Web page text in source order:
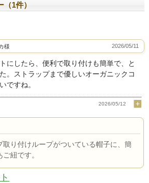
1件）
様 2026/05/11
にしたら、便利で取り付けも簡単で、と
。ストラップまで優しいオーガニックコ
ですね。
2026/05/12
り付けループがついている帽子に、簡
紐です。